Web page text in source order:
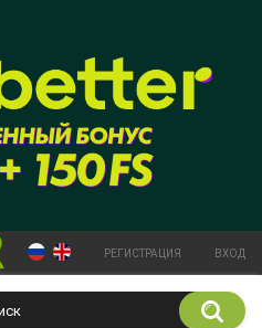
РЕГИСТРАЦИЯ ВХОД